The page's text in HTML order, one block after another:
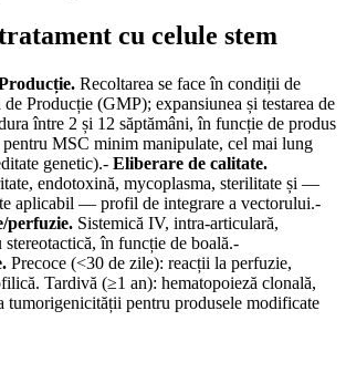
cu celule stem
Recoltarea se face în condiții de
Producție (GMP); expansiunea și testarea de
între 2 și 12 săptămâni, în funcție de produs
MSC minim manipulate, cel mai lung
genetic).- Eliberare de calitate.
endotoxină, mycoplasma, sterilitate și —
aplicabil — profil de integrare a vectorului.-
perfuzie. Sistemică IV, intra-articulară,
stereotactică, în funcție de boală.-
Precoce (<30 de zile): reacții la perfuzie,
Tardivă (≥1 an): hematopoieză clonală,
tumorigenicității pentru produsele modificate